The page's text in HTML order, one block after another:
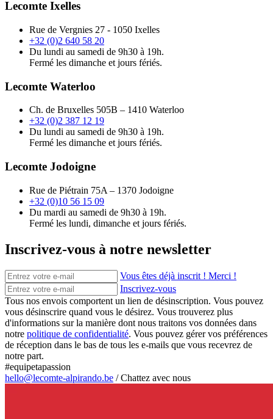
Lecomte Ixelles
Rue de Vergnies 27 - 1050 Ixelles
+32 (0)2 640 58 20
Du lundi au samedi de 9h30 à 19h.
Fermé les dimanche et jours fériés.
Lecomte Waterloo
Ch. de Bruxelles 505B – 1410 Waterloo
+32 (0)2 387 12 19
Du lundi au samedi de 9h30 à 19h.
Fermé les dimanche et jours fériés.
Lecomte Jodoigne
Rue de Piétrain 75A – 1370 Jodoigne
+32 (0)10 56 15 09
Du mardi au samedi de 9h30 à 19h.
Fermé les lundi, dimanche et jours fériés.
Inscrivez-vous à notre newsletter
Vous êtes déjà inscrit ! Merci !
Inscrivez-vous
Tous nos envois comportent un lien de désinscription. Vous pouvez
vous désinscrire quand vous le désirez. Vous trouverez plus
d'informations sur la manière dont nous traitons vos données dans
notre politique de confidentialité. Vous pouvez gérer vos préférences
de réception dans le bas de tous les e-mails que vous recevrez de
notre part.
#equipetapassion
hello@lecomte-alpirando.be /Chattez avec nous